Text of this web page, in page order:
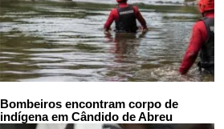
Bombeiros encontram corpo de
indígena em Cândido de Abreu